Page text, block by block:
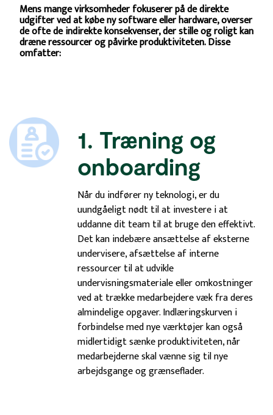
Mens mange virksomheder fokuserer på de direkte
udgifter ved at købe ny software eller hardware, overser
de ofte de indirekte konsekvenser, der stille og roligt kan
dræne ressourcer og påvirke produktiviteten. Disse
omfatter:
1. Træning og
onboarding
Når du indfører ny teknologi, er du
uundgåeligt nødt til at investere i at
uddanne dit team til at bruge den effektivt.
Det kan indebære ansættelse af eksterne
undervisere, afsættelse af interne
ressourcer til at udvikle
undervisningsmateriale eller omkostninger
ved at trække medarbejdere væk fra deres
almindelige opgaver. Indlæringskurven i
forbindelse med nye værktøjer kan også
midlertidigt sænke produktiviteten, når
medarbejderne skal vænne sig til nye
arbejdsgange og grænseflader.